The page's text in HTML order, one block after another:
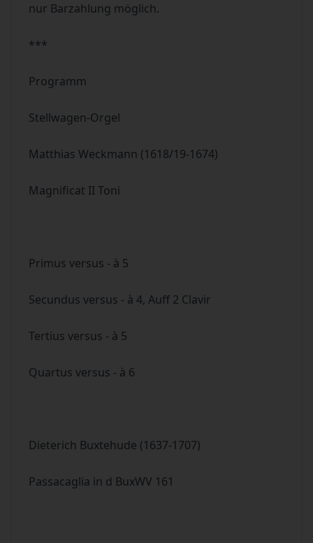
nur Barzahlung möglich.
***
Programm
Stellwagen-Orgel
Matthias Weckmann (1618/19-1674)
Magnificat II Toni
Primus versus - à 5
Secundus versus - à 4, Auff 2 Clavir
Tertius versus - à 5
Quartus versus - à 6
Dieterich Buxtehude (1637-1707)
Passacaglia in d BuxWV 161